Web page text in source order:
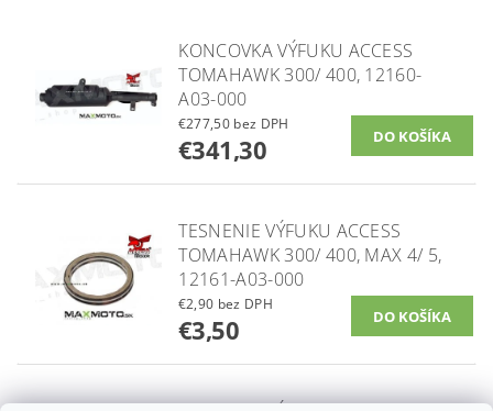
KONCOVKA VÝFUKU ACCESS
TOMAHAWK 300/ 400, 12160-
A03-000
€277,50 bez DPH
€341,30
TESNENIE VÝFUKU ACCESS
TOMAHAWK 300/ 400, MAX 4/ 5,
12161-A03-000
€2,90 bez DPH
€3,50